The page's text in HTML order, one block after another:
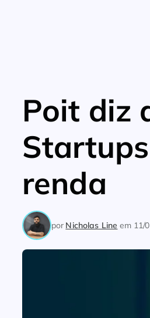
Poit diz
renda
por Nicholas Line em 11/